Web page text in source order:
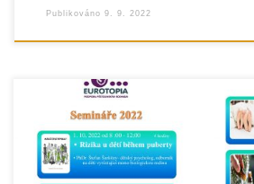
Publikováno 9. 9. 2022